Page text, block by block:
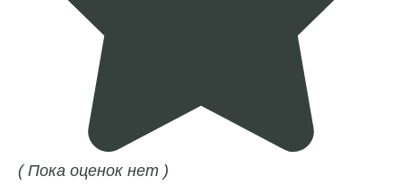
( Пока оценок нет )